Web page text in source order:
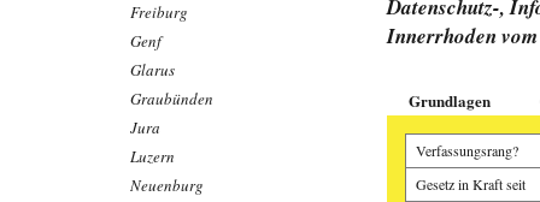
Freiburg
Genf
Glarus
Graubünden
Jura
Luzern
Neuenburg
Datenschutz-,
Innerrhoden
Grundlagen
Verfassungsrang?
Gesetz in Kraft seit